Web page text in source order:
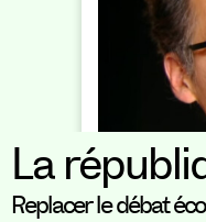
La
Replacer le débat